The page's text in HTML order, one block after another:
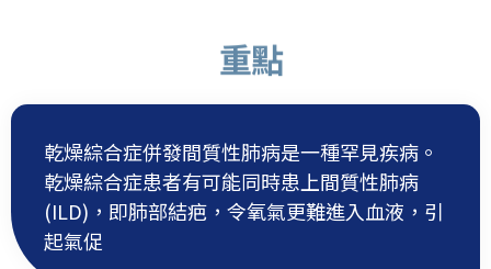
重點
乾燥綜合症併發間質性肺病是一種罕見疾病。
乾燥綜合症患者有可能同時患上間質性肺病
(ILD)，即肺部結疤，令氧氣更難進入血液，引
起氣促